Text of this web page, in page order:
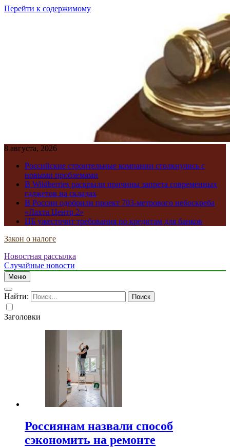
Перейти к содержимому
8 августа, 2026
Российские строительные компании столкнулись с
новыми проблемами
В Wildberries раскрыли причины запрета современных
гаджетов на складах
В России одобрили проект 703-метрового небоскреба
«Лахта Центр 2»
ЦБ ужесточит требования по кредитам для банков
Закон о налоге
Новостная рассылка
Случайные новости
Меню
Найти:
Заголовки
Россиянам назвали способ
сэкономить на ремонте